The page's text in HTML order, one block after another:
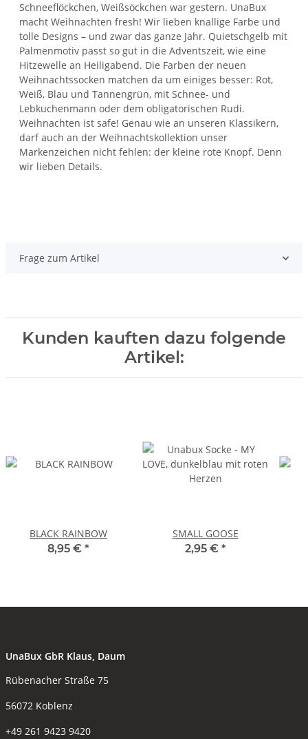
Schneeflöckchen, Weißsöckchen war gestern. UnaBux
macht Weihnachten fresh! Wir lieben knallige Farbe und
tolle Designs – und zwar das ganze Jahr. Quietschgelb mit
Palmenmotiv passt so gut in die Adventszeit, wie eine
Hitzewelle an Heiligabend. Die Farben der neuen
Weihnachtssocken matchen da um einiges besser: Rot,
Weiß, Blau und Tannengrün, mit Schnee- und
Lebkuchenmann oder dem obligatorischen Rudi.
Weihnachten ist safe! Genau wie an unseren Klassikern,
darf auch an der Weihnachtskollektion unser
Markenzeichen nicht fehlen: der kleine rote Knopf. Denn
wir lieben Details.
Frage zum Artikel
Kunden kauften dazu folgende
Artikel:
BLACK RAINBOW
8,95 € *
SMALL GOOSE
2,95 € *
UnaBux GbR Klaus, Daum
Rübenacher Straße 75
56072 Koblenz
+49 261 9423 9420